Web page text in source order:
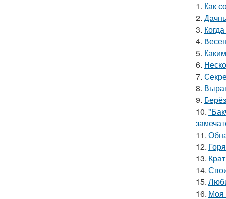
1. Как
2.
3.
4.
5.
6.
7.
8.
9.
10.
11.
12.
13.
14.
15.
16. Моя